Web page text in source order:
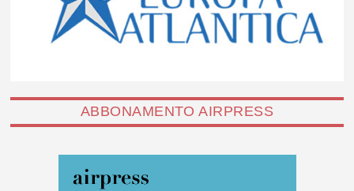
ABBONAMENTO AIRPRESS